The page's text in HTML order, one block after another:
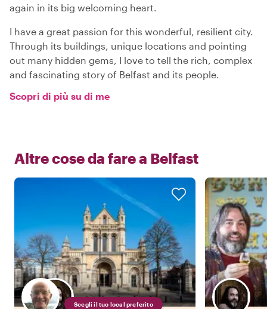
again in its big welcoming heart.
I have a great passion for this wonderful, resilient city.
Through its buildings, unique locations and pointing
out many hidden gems, I love to tell the rich, complex
and fascinating story of Belfast and its people.
Scopri di più su di me
Altre cose da fare a Belfast
Scegli il tuo local preferito